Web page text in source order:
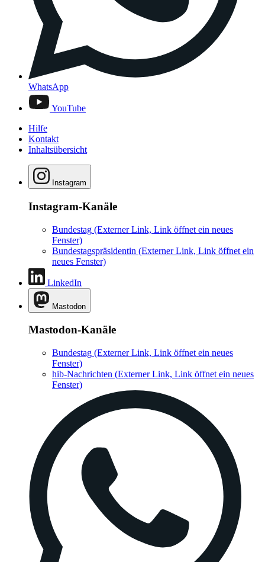
WhatsApp
YouTube
Hilfe
Kontakt
Inhaltsübersicht
Instagram
Instagram-Kanäle
Bundestag (Externer Link, Link öffnet ein neues
Fenster)
Bundestagspräsidentin (Externer Link, Link öffnet ein
neues Fenster)
LinkedIn
Mastodon
Mastodon-Kanäle
Bundestag (Externer Link, Link öffnet ein neues
Fenster)
hib-Nachrichten (Externer Link, Link öffnet ein neues
Fenster)